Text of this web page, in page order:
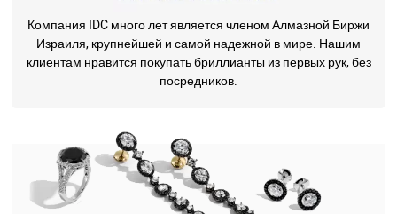
Компания IDC много лет является членом Алмазной Биржи
Израиля, крупнейшей и самой надежной в мире. Нашим
клиентам нравится покупать бриллианты из первых рук, без
посредников.